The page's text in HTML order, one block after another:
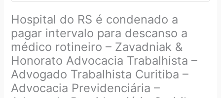
Hospital do RS é condenado a
pagar intervalo para descanso a
médico rotineiro – Zavadniak &
Honorato Advocacia Trabalhista –
Advogado Trabalhista Curitiba –
Advocacia Previdenciária –